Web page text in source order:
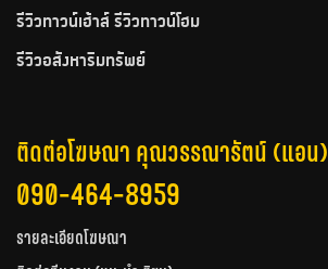
รีวิวทาวน์เฮ้าส์ รีวิวทาวน์โฮม
รีวิวอสังหาริมทรัพย์
ติดต่อโฆษณา คุณวรรณารัตน์ (แอน)
090-464-8959
รายละเอียดโฆษณา